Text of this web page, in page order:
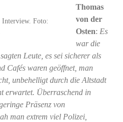
Interview. Foto:
Thomas
von der
Osten: Es
war die
Leute, es sei sicherer als
Cafés waren geöffnet, man
unbehelligt durch die Altstadt
erwartet. Überraschend in
Präsenz von
man extrem viel Polizei,